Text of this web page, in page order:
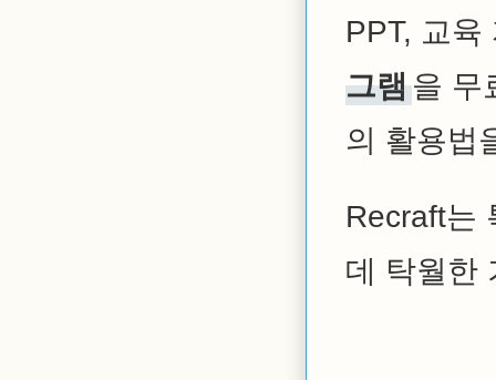
PPT, 교
그램을 무
의 활용법
Recraft는
데 탁월한